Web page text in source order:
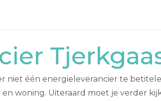
niet één energieleverancier te
woning. Uiteraard moet je verder